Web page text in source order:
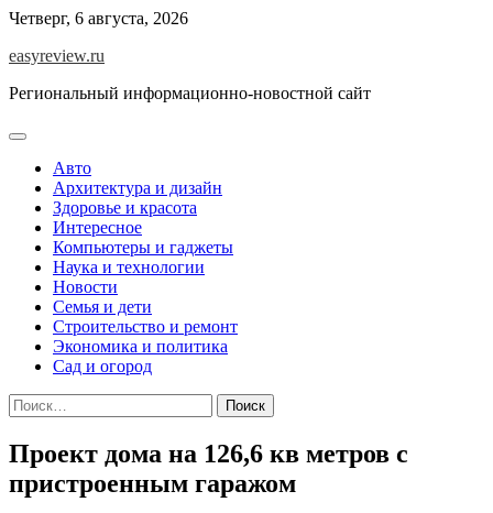
Перейти
содержимому
Четверг, 6 августа, 2026
easyreview.ru
Региональный информационно-новостной сайт
Авто
Архитектура и дизайн
Здоровье и красота
Интересное
Компьютеры и гаджеты
Наука и технологии
Новости
Семья и дети
Строительство и ремонт
Экономика и политика
Сад и огород
Найти:
Проект дома на 126,6 кв метров с
пристроенным гаражом